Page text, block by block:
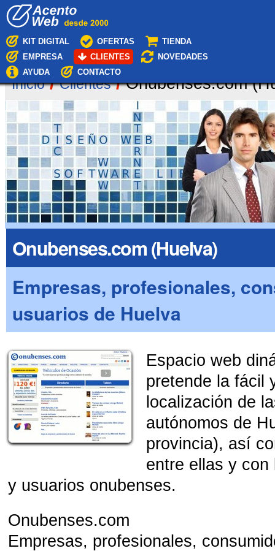
KIT DIGITAL OFERTAS
TIENDA
EMPRESA
CLIENTES
NOVEDADES
AYUDA
CONTACTO
Inicio /Clientes /Onubenses.com
Onubenses.com (Huelva)
Empresas, profesionales,
usuarios de Huelva
Cliente
Espacio web
pretende la fácil
localización de
autónomos de
provincia), así
entre ellas y
y usuarios onubenses.
Onubenses.com
Empresas, profesionales,